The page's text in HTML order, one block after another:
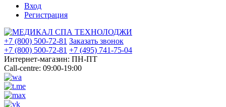
Вход
Регистрация
+7 (800) 500-72-81 Заказать звонок
+7 (800) 500-72-81 +7 (495) 741-75-04
Интернет-магазин: ПН-ПТ
Call-centre: 09:00-19:00